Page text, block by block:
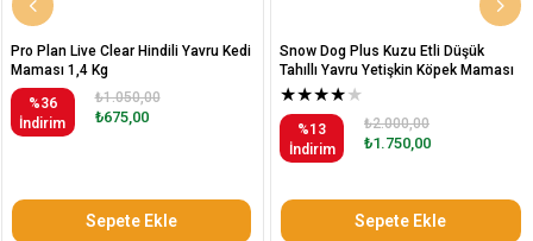
Pro Plan Live Clear Hindili Yavru Kedi
Maması 1,4 Kg
%36
İndirim
₺675,00
₺1.050,00
Sepete Ekle
Snow Dog Plus Kuzu Etli Düşük
Tahıllı Yavru Yetişkin Köpek Maması
12 Kg
★★★★★
%13
İndirim
₺1.750,00
₺2.000,00
Sepete Ekle